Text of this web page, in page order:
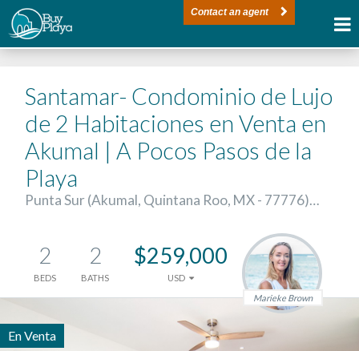
Contact an agent
Santamar- Condominio de Lujo
de 2 Habitaciones en Venta en
Akumal | A Pocos Pasos de la
Playa
Punta Sur (Akumal, Quintana Roo, MX - 77776)…
2
BEDS
2
BATHS
$259,000
USD
Marieke Brown
En Venta